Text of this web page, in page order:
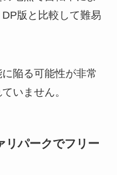
版と比較して難易
陥る可能性が非常
いません。
リパークでフリー